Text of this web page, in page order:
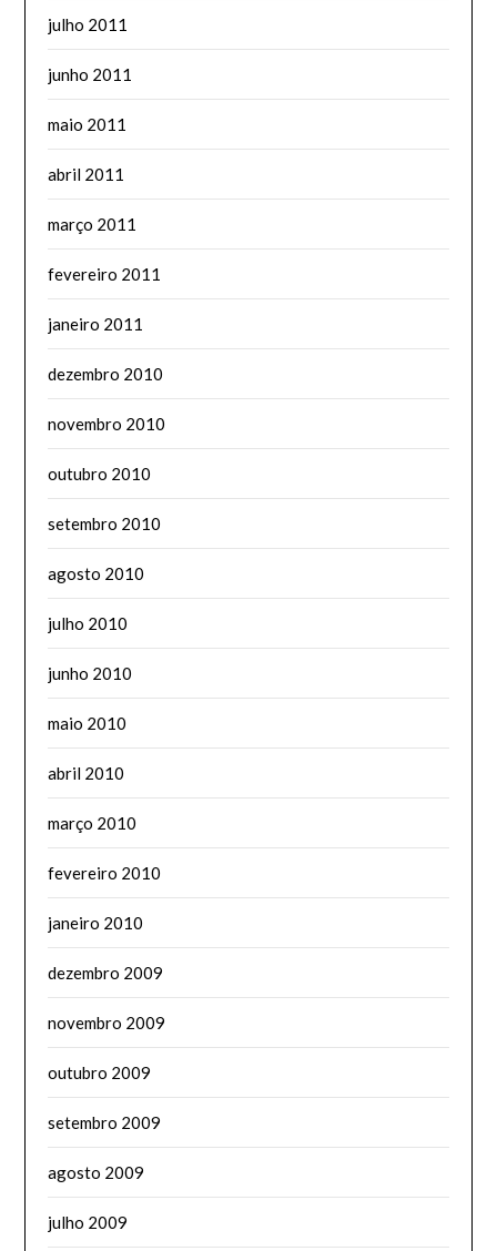
julho 2011
junho 2011
maio 2011
abril 2011
março 2011
fevereiro 2011
janeiro 2011
dezembro 2010
novembro 2010
outubro 2010
setembro 2010
agosto 2010
julho 2010
junho 2010
maio 2010
abril 2010
março 2010
fevereiro 2010
janeiro 2010
dezembro 2009
novembro 2009
outubro 2009
setembro 2009
agosto 2009
julho 2009